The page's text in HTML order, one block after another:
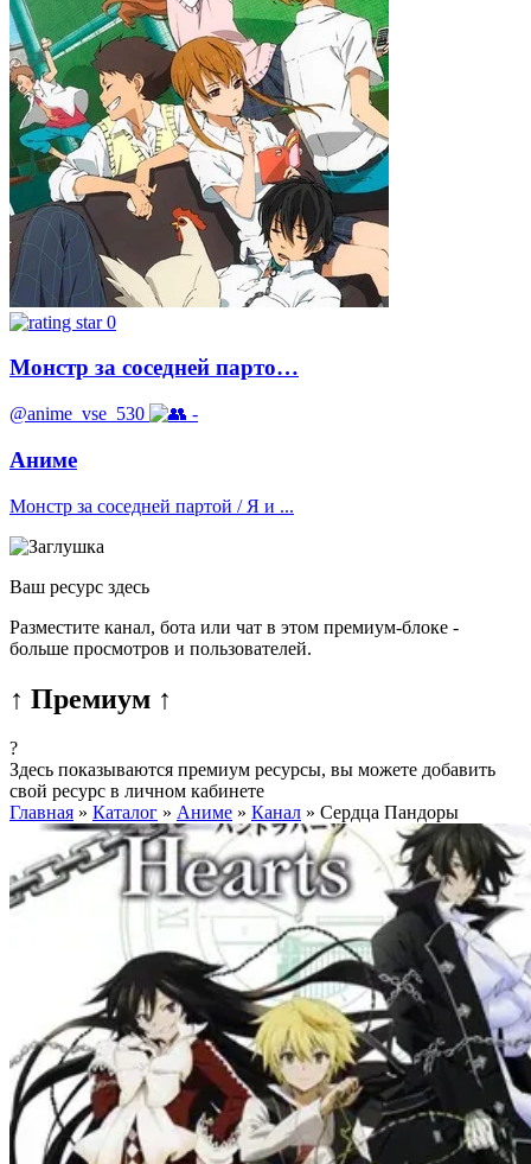
0
Монстр за соседней парто…
@anime_vse_530 -
Аниме
Монстр за соседней партой / Я и ...
Ваш ресурс здесь
Разместите канал, бота или чат в этом премиум-блоке -
больше просмотров и пользователей.
↑ Премиум ↑
?
Здесь показываются премиум ресурсы, вы можете добавить
свой ресурс в личном кабинете
Главная » Каталог » Аниме » Канал » Сердца Пандоры